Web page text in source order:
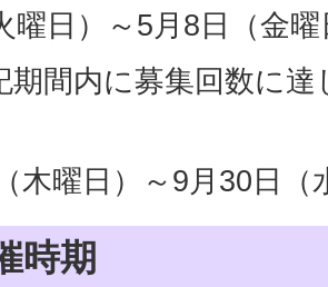
曜日）～5月8日（金曜
期間内に募集回数に
木曜日）～9月30日（
時期